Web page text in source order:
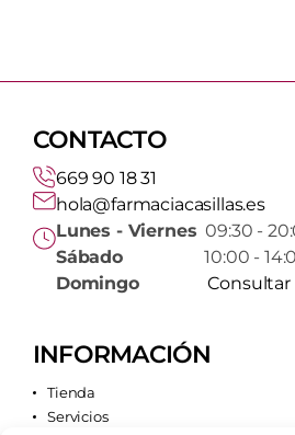
CONTACTO
669 90 18 31
hola@farmaciacasillas.es
Lunes - Viernes 09:30 -
Sábado10:00 -
Domingo
Consultar
INFORMACIÓN
Tienda
Servicios